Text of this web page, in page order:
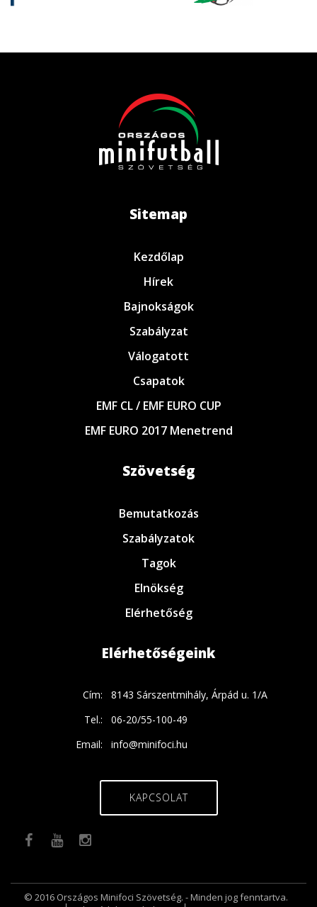
Sitemap
Kezdőlap
Hírek
Bajnokságok
Szabályzat
Válogatott
Csapatok
EMF CL / EMF EURO CUP
EMF EURO 2017 Menetrend
Szövetség
Bemutatkozás
Szabályzatok
Tagok
Elnökség
Elérhetőség
Elérhetőségeink
Cím:
8143 Sárszentmihály, Árpád u. 1/A
Tel.:
06-20/55-100-49
Email:
info@minifoci.hu
KAPCSOLAT
© 2016 Országos Minifoci Szövetség. - Minden jog fenntartva.